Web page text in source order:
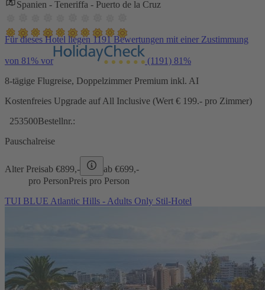
Spanien - Teneriffa - Puerto de la Cruz
Für dieses Hotel liegen 1191 Bewertungen mit einer Zustimmung
von 81% vor (1191) 81%
8-tägige Flugreise, Doppelzimmer Premium inkl. AI
Kostenfreies Upgrade auf All Inclusive (Wert € 199.- pro Zimmer)
253500Bestellnr.:
Pauschalreise
Alter Preisab €899,- ab €699,-
pro PersonPreis pro Person
TUI BLUE Atlantic Hills - Adults Only Stil-Hotel